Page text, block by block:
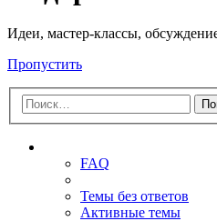
Идеи, мастер-классы,
Пропустить
FAQ
Темы без ответов
Активные темы